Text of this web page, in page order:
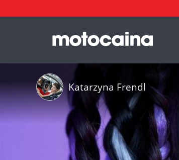
Katarzyna Frendl